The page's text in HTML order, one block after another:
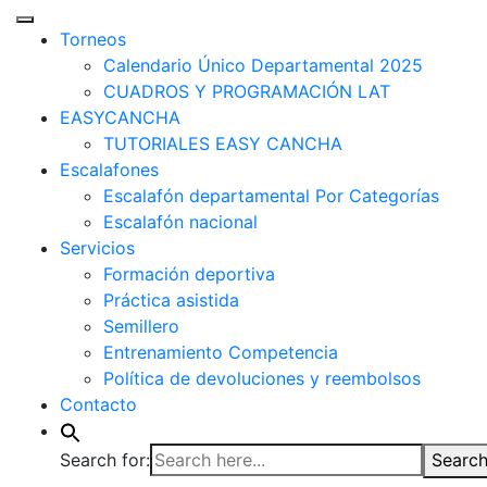
Torneos
Calendario Único Departamental 2025
CUADROS Y PROGRAMACIÓN LAT
EASYCANCHA
TUTORIALES EASY CANCHA
Escalafones
Escalafón departamental Por Categorías
Escalafón nacional
Servicios
Formación deportiva
Práctica asistida
Semillero
Entrenamiento Competencia
Política de devoluciones y reembolsos
Contacto
Search for: